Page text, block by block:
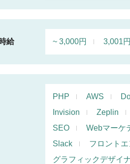
時給 ~ 3,000円 3,001
PHP AWS
Invision
Zeplin
SEO
Webマーケ
Slack
フロントエ
グラフィックデザイ